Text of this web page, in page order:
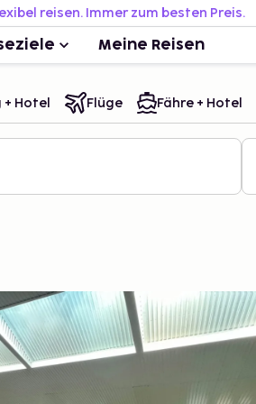
reisen. Immer zum besten Preis.
Meine Reisen
+ Hotel Flüge Fähre + Hotel